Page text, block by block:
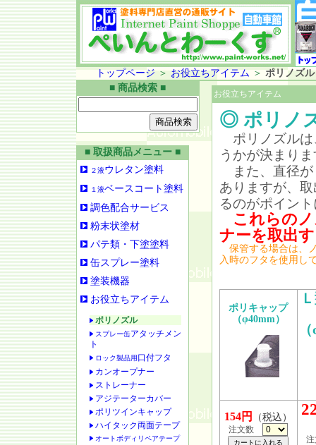
トップページ ＞ お役立ちアイテム ＞ ポリノズ
■ 商品検索 ■
■ 取扱商品メニュー ■
２液ウレタン塗料
１液ベースコート塗料
調色配合サービス
粉末状塗材
パテ類・下塗塗料
缶スプレー塗料
塗装機器
お役立ちアイテム
ポリノズル
スプレー缶アタッチメン
ト
ロック製品用口付フタ
カンオープナー
ストレーナー
アジテーターカバー
ポリツインキャップ
ハイタック両面テープ
オートボディリペアテープ
お役立ちアイテム
◎ ポリノ
ポリノズルは
うかが決まり
また、直径が
ありますが、
るのがポイン
これらの
ナーを取出
保管する場合は、
入時のフタを使用し
ポリキャップ
（φ40mm）
154円 （税込）
注文数